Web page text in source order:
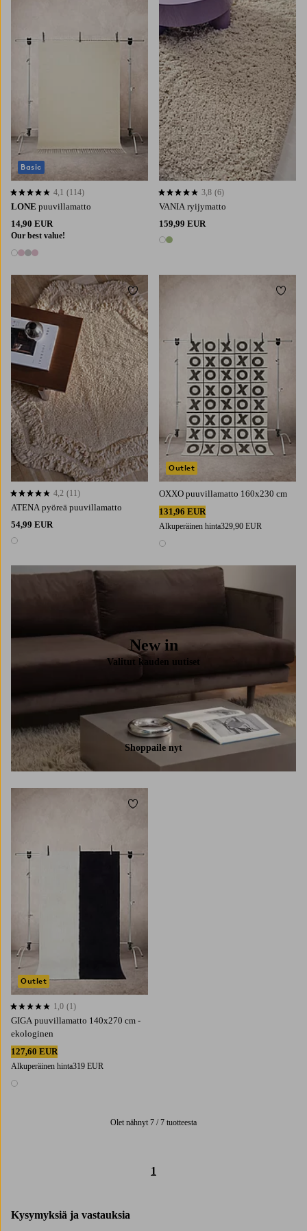
LONE puuvillamatto
14,90 EUR
Our best value!
4 värejä
4,1 perustuen 114 arvosanaan
4,1 (114)
Basic
VANIA ryijymatto
159,99 EUR
2 värejä
3,8 perustuen 6 arvosanaan
3,8 (6)
160X230200X300
ATENA pyöreä puuvillamatto
54,99 EUR
1 väri
4,2 perustuen 11 arvosanaan
4,2 (11)
Lisää suosikkeihin
90120
OXXO puuvillamatto 160x230 cm
131,96 EUR
Alkuperäinen hinta329,90 EUR
1 väri
Outlet
Lisää
New in
Valitut kauden uutiset
Shoppaile nyt
GIGA puuvillamatto 140x270 cm -
ekologinen
127,60 EUR
Alkuperäinen hinta319 EUR
1 väri
1,0 perustuen 1 arvosanaan
1,0 (1)
Outlet
Lisää suosikkeihin
Olet nähnyt 7 / 7 tuotteesta
1
Kysymyksiä ja vastauksia